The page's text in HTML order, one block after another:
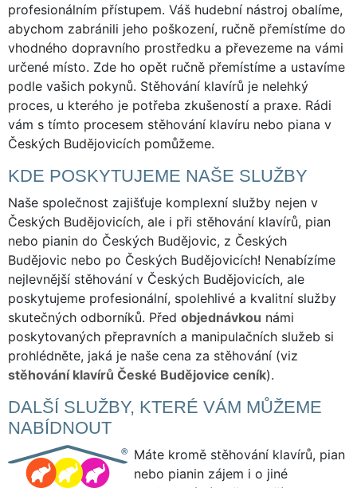
profesionálním přístupem. Váš hudební nástroj obalíme,
abychom zabránili jeho poškození, ručně přemístíme do
vhodného dopravního prostředku a převezeme na vámi
určené místo. Zde ho opět ručně přemístíme a ustavíme
podle vašich pokynů. Stěhování klavírů je nelehký
proces, u kterého je potřeba zkušeností a praxe. Rádi
vám s tímto procesem stěhování klavíru nebo piana v
Českých Budějovicích pomůžeme.
KDE POSKYTUJEME NAŠE SLUŽBY
Naše společnost zajišťuje komplexní služby nejen v
Českých Budějovicích, ale i při stěhování klavírů, pian
nebo pianin do Českých Budějovic, z Českých
Budějovic nebo po Českých Budějovicích! Nenabízíme
nejlevnější stěhování v Českých Budějovicích, ale
poskytujeme profesionální, spolehlivé a kvalitní služby
skutečných odborníků. Před objednávkou námi
poskytovaných přepravních a manipulačních služeb si
prohlédněte, jaká je naše cena za stěhování (viz
stěhování klavírů České Budějovice ceník).
DALŠÍ SLUŽBY, KTERÉ VÁM MŮŽEME
NABÍDNOUT
Máte kromě stěhování klavírů, pian
nebo pianin zájem i o jiné